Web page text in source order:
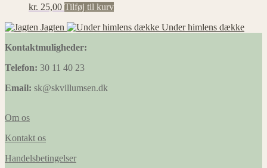
kr. 25,00 Tilføj til kurv
Jagten
Under himlens dække
Kontaktmuligheder:
Telefon: 30 11 40 23
Email: sk@skvillumsen.dk
Om os
Kontakt os
Handelsbetingelser
hvordan de
interagerer
hjemmesider
indsamle og
oplysninger
Præferencer
cookies gør